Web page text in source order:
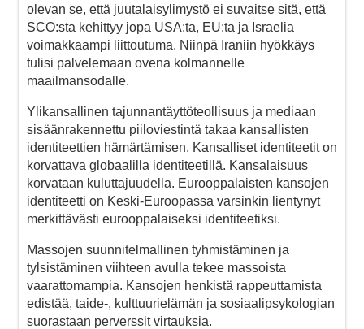
olevan se, että juutalaisylimystö ei suvaitse sitä, että
SCO:sta kehittyy jopa USA:ta, EU:ta ja Israelia
voimakkaampi liittoutuma. Niinpä Iraniin hyökkäys
tulisi palvelemaan ovena kolmannelle
maailmansodalle.
Ylikansallinen tajunnantäyttöteollisuus ja mediaan
sisäänrakennettu piiloviestintä takaa kansallisten
identiteettien hämärtämisen. Kansalliset identiteetit on
korvattava globaalilla identiteetillä. Kansalaisuus
korvataan kuluttajuudella. Eurooppalaisten kansojen
identiteetti on Keski-Euroopassa varsinkin lientynyt
merkittävästi eurooppalaiseksi identiteetiksi.
Massojen suunnitelmallinen tyhmistäminen ja
tylsistäminen viihteen avulla tekee massoista
vaarattomampia. Kansojen henkistä rappeuttamista
edistää, taide-, kulttuurielämän ja sosiaalipsykologian
suorastaan perverssit virtauksia.